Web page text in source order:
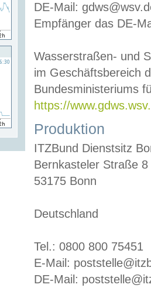
DE-Mail:
Empfänger das DE-
Wasserstraßen- und
im Geschäftsbereich
Bundesministeriums
https://
Produktion
ITZBund Dienstsitz
Bernkasteler Straße 8
53175 Bonn
Deutschland
Tel.: 0800 800 75451
E-Mail:
DE-Mail: